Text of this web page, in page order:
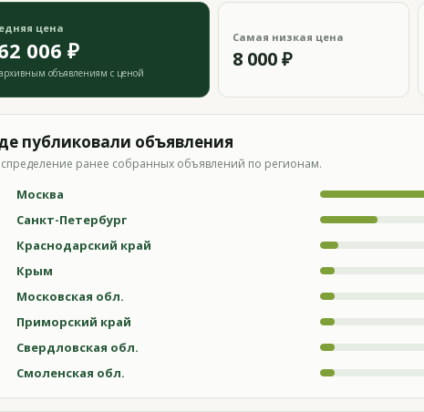
цена
006 ₽
объявлениям с ценой
Самая низкая цена
8 000 ₽
публиковали объявления
ранее собранных объявлений по регионам.
Москва
Санкт-Петербург
Краснодарский край
Крым
Московская обл.
Приморский край
Свердловская обл.
Смоленская обл.